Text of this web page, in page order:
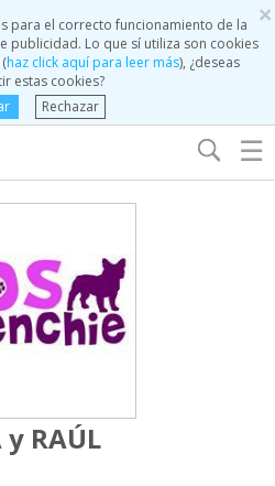
×
para el correcto funcionamiento de la
publicidad. Lo que sí utiliza son cookies
haz click aquí para leer más), ¿deseas
estas cookies?
Rechazar
☰
RAÚL